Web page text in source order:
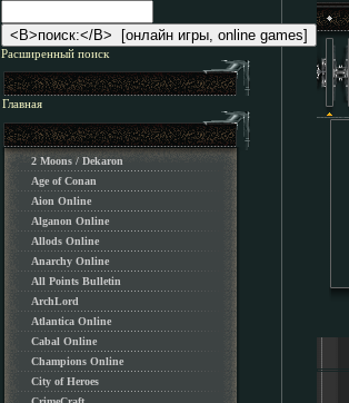
Расширенный поиск
Главная
2 Moons / Dekaron
Age of Conan
Aion Online
Alganon Оnline
Allods Online
Anarchy Online
All Points Bulletin
ArchLord
Atlantica Online
Cabal Online
Champions Online
City of Heroes